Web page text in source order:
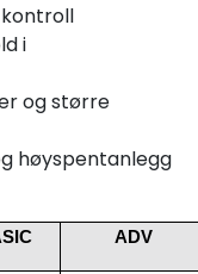
kontroll
i
og større
høyspentanlegg
ADV